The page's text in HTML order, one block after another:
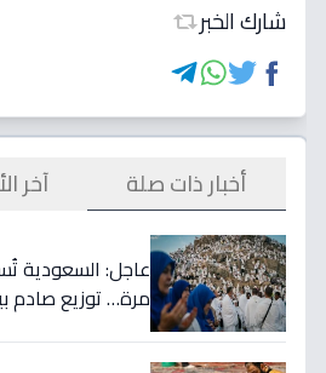
شارك الخبر
أخبار ذات صلة آخر
عاجل: السعودية
مرة… توزيع صادم